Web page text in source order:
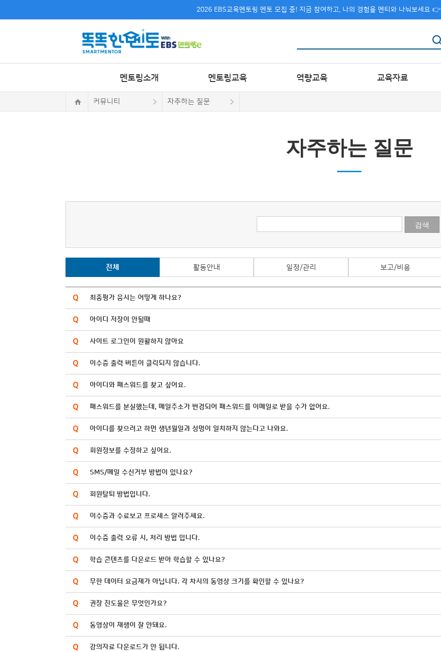
2026 EBS교육멘토링 멘토 모집 중! 지금 참여하고, 나의 경험을 멘티와 나눠보세요 👉
멘토링소개 멘토링교육 역량교육 교육자료
커뮤니티 자주하는 질문
자주하는 질문
전체 활동안내 일정/관리 보고/비용
최종평가 응시는 어떻게 하나요?
아이디 저장이 안될때
사이트 로그인이 원활하지 않아요
이수증 출력 버튼이 클릭되지 않습니다.
아이디와 패스워드를 찾고 싶어요.
패스워드를 분실했는데, 메일주소가 변경되어 패스워드를 이메일로 받을 수가 없어요.
아이디를 찾으려고 하면 생년월일과 성명이 일치하지 않는다고 나와요.
회원정보를 수정하고 싶어요.
SMS/메일 수신거부 방법이 있나요?
회원탈퇴 방법입니다.
이수증과 수료보고 프로세스 알려주세요.
이수증 출력 오류 시, 처리 방법 입니다.
학습 콘텐츠를 다운로드 받아 학습할 수 있나요?
무한 데이터 요금제가 아닙니다. 각 차시의 동영상 크기를 확인할 수 있나요?
권장 진도율은 무엇인가요?
동영상이 재생이 잘 안돼요.
강의자료 다운로드가 안 됩니다.